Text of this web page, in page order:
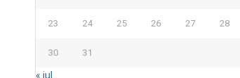
23 24 25 26 27 28
30 31
« jul